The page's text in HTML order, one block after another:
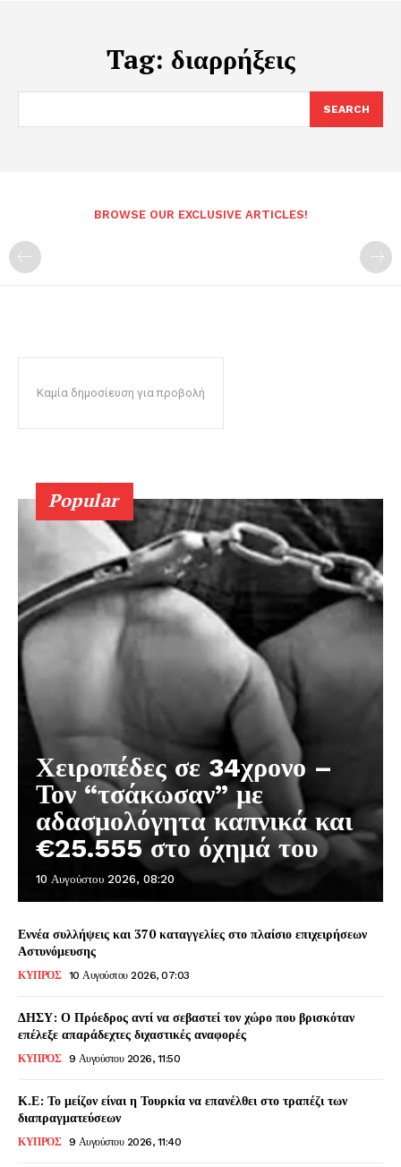
Tag: διαρρήξεις
SEARCH
BROWSE OUR EXCLUSIVE ARTICLES!
Καμία δημοσίευση για προβολή
Popular
Χειροπέδες σε 34χρονο –
Τον “τσάκωσαν” με
αδασμολόγητα καπνικά και
€25.555 στο όχημά του
10 Αυγούστου 2026, 08:20
Εννέα συλλήψεις και 370 καταγγελίες στο πλαίσιο επιχειρήσεων
Αστυνόμευσης
ΚΥΠΡΟΣ 10 Αυγούστου 2026, 07:03
ΔΗΣΥ: Ο Πρόεδρος αντί να σεβαστεί τον χώρο που βρισκόταν
επέλεξε απαράδεχτες διχαστικές αναφορές
ΚΥΠΡΟΣ 9 Αυγούστου 2026, 11:50
Κ.Ε: Το μείζον είναι η Τουρκία να επανέλθει στο τραπέζι των
διαπραγματεύσεων
ΚΥΠΡΟΣ 9 Αυγούστου 2026, 11:40